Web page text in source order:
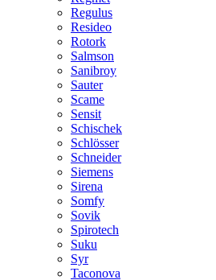
Regulus
Resideo
Rotork
Salmson
Sanibroy
Sauter
Scame
Sensit
Schischek
Schlösser
Schneider
Siemens
Sirena
Somfy
Sovik
Spirotech
Suku
Syr
Taconova